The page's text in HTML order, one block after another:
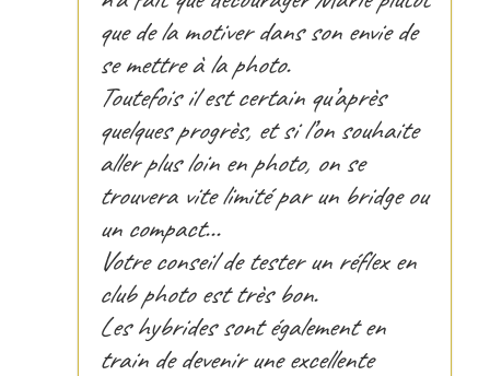
que de la motiver dans son envie de
se mettre à la photo.
Toutefois il est certain qu’après
quelques progrès, et si l’on souhaite
aller plus loin en photo, on se
trouvera vite limité par un bridge ou
un compact…
Votre conseil de tester un réflex en
club photo est très bon.
Les hybrides sont également en
train de devenir une excellente